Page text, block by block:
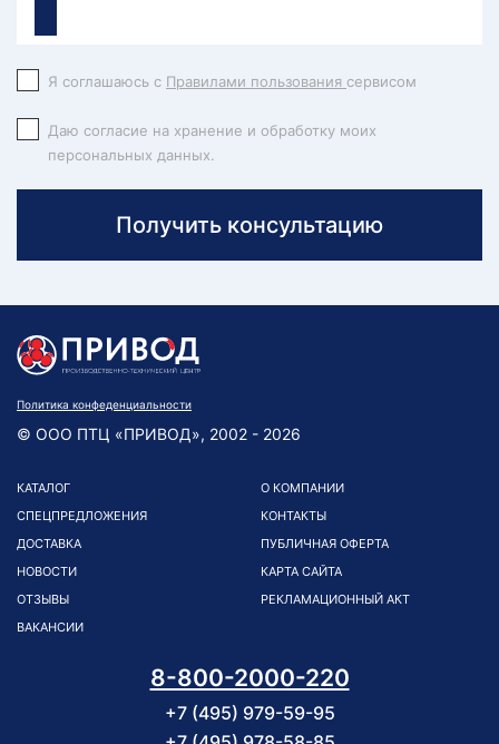
Я соглашаюсь с Правилами пользования сервисом
Даю согласие на хранение и обработку моих
персональных данных.
Получить консультацию
Политика конфеденциальности
© ООО ПТЦ «ПРИВОД», 2002 - 2026
КАТАЛОГ
СПЕЦПРЕДЛОЖЕНИЯ
ДОСТАВКА
НОВОСТИ
ОТЗЫВЫ
ВАКАНСИИ
О КОМПАНИИ
КОНТАКТЫ
ПУБЛИЧНАЯ ОФЕРТА
КАРТА САЙТА
РЕКЛАМАЦИОННЫЙ АКТ
8-800-2000-220
+7 (495) 979-59-95